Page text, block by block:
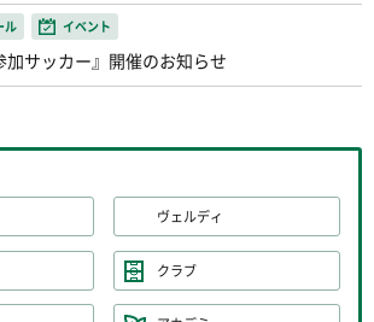
ル イベント
サッカー』開催のお知らせ
ヴェルディ
クラブ